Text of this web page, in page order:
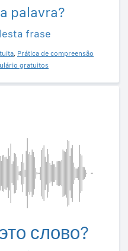
palavra?
frase
, Prática de compreensão
gratuitos
слово?